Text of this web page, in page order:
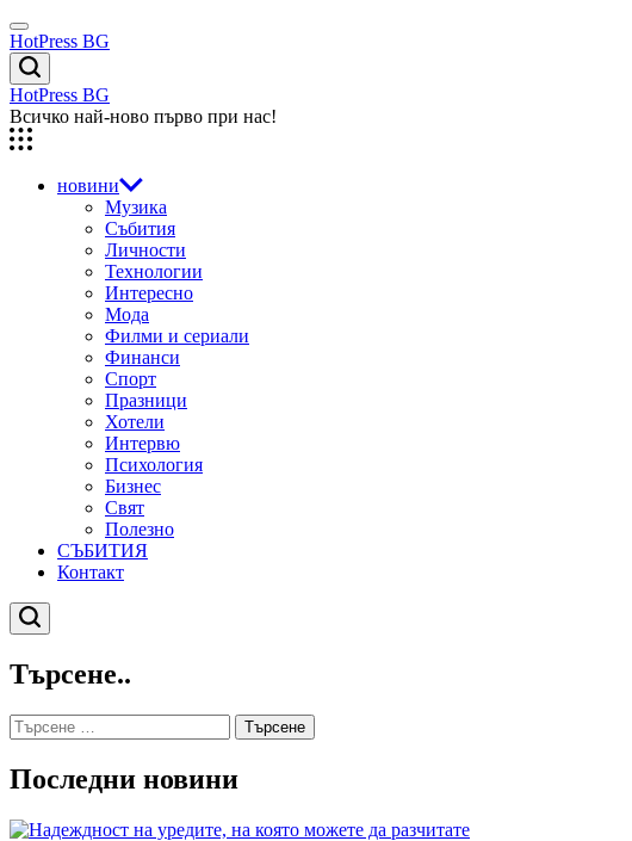
Skip
to
content
Menu
HotPress BG
Търсене
HotPress BG
Всичко най-ново първо при нас!
новини
Музика
Събития
Личности
Технологии
Интересно
Мода
Филми и сериали
Финанси
Спорт
Празници
Хотели
Интервю
Психология
Бизнес
Свят
Полезно
СЪБИТИЯ
Контакт
Търсене
Търсене..
Търсене
за:
Последни новини